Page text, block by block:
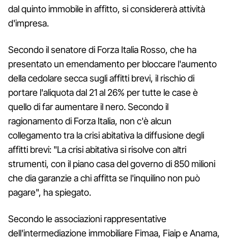
dal quinto immobile in affitto, si considererà attività
d'impresa.
Secondo il senatore di Forza Italia Rosso, che ha
presentato un emendamento per bloccare l'aumento
della cedolare secca sugli affitti brevi, il rischio di
portare l'aliquota dal 21 al 26% per tutte le case è
quello di far aumentare il nero. Secondo il
ragionamento di Forza Italia, non c'è alcun
collegamento tra la crisi abitativa la diffusione degli
affitti brevi: "La crisi abitativa si risolve con altri
strumenti, con il piano casa del governo di 850 milioni
che dia garanzie a chi affitta se l'inquilino non può
pagare", ha spiegato.
Secondo le associazioni rappresentative
dell'intermediazione immobiliare Fimaa, Fiaip e Anama,